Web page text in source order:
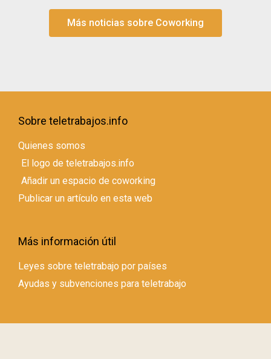
Más noticias sobre Coworking
Sobre teletrabajos.info
Quienes somos
El logo de teletrabajos.info
Añadir un espacio de coworking
Publicar un artículo en esta web
Más información útil
Leyes sobre teletrabajo por países
Ayudas y subvenciones para teletrabajo